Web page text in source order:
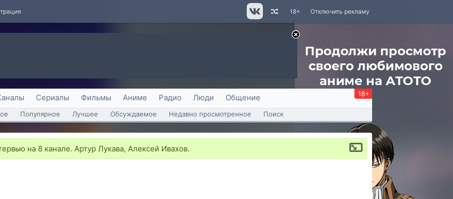
Отключить рекламу
18+
Сериалы Фильмы Аниме Радио Люди Общение 18+
Популярное Лучшее Обсуждаемое Недавно просмотренное Поиск
на 8 канале. Артур Лукава, Алексей Ивахов.